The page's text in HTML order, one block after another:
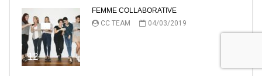
12
FEMME COLLABORATIVE
CC TEAM
04/03/2019